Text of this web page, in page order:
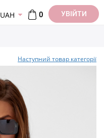
UAH 0 УВІЙТИ
Наступний товар категорії